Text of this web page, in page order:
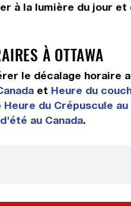
à la lumière du jour
À OTTAWA
le décalage horaire
et Heure du
Heure du Crépuscule au
au Canada.